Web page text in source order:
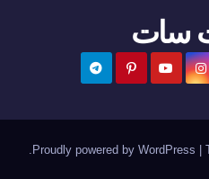
سات
Proudly powered by WordPress